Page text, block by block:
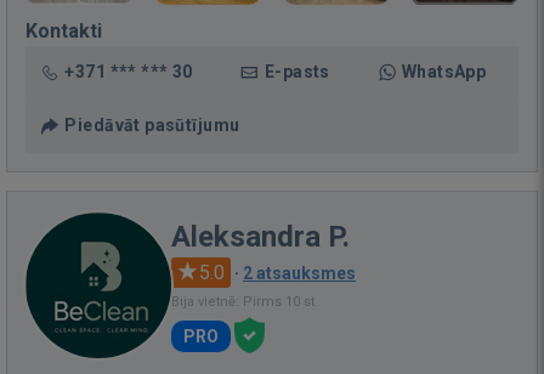
Kontakti
+371 *** *** 30 E-pasts WhatsApp
Piedāvāt pasūtījumu
Aleksandra P.
5.0 · 2 atsauksmes
Bija vietnē: Pirms 10 st.
PRO